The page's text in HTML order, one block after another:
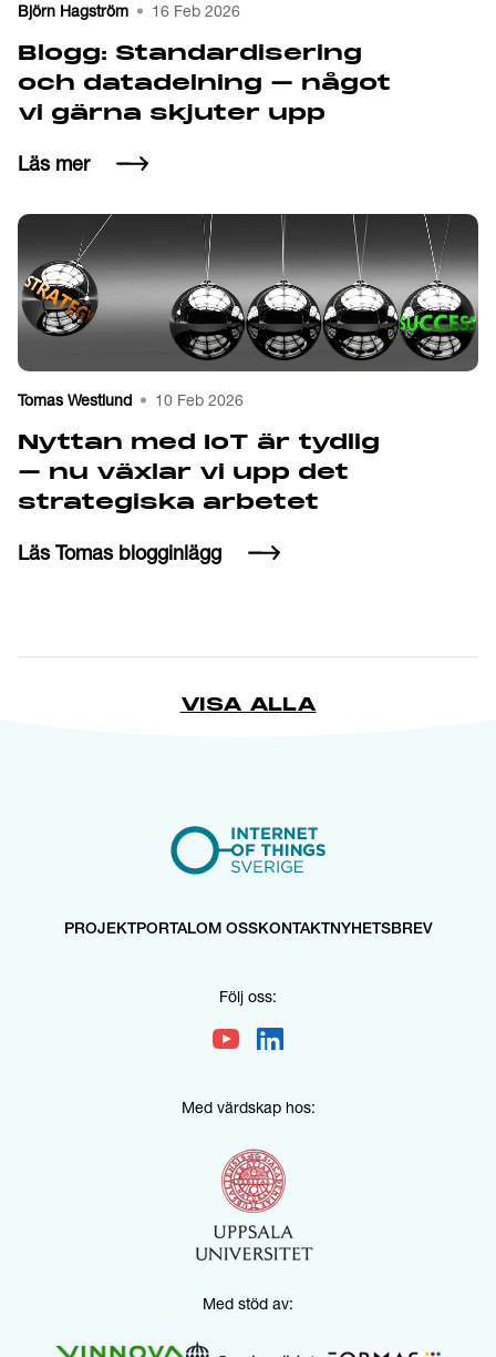
Björn Hagström 16 Feb 2026
Blogg: Standardisering
och data­delning – något
vi gärna skjuter upp
Läs mer
Tomas Westlund 10 Feb 2026
Nyttan med IoT är tydlig
– nu växlar vi upp det
strategiska arbetet
Läs Tomas blogginlägg
VISA ALLA
PROJEKTPORTALOM OSSKONTAKT NYHETSBREV
Följ oss:
Med värdskap hos:
Med stöd av: